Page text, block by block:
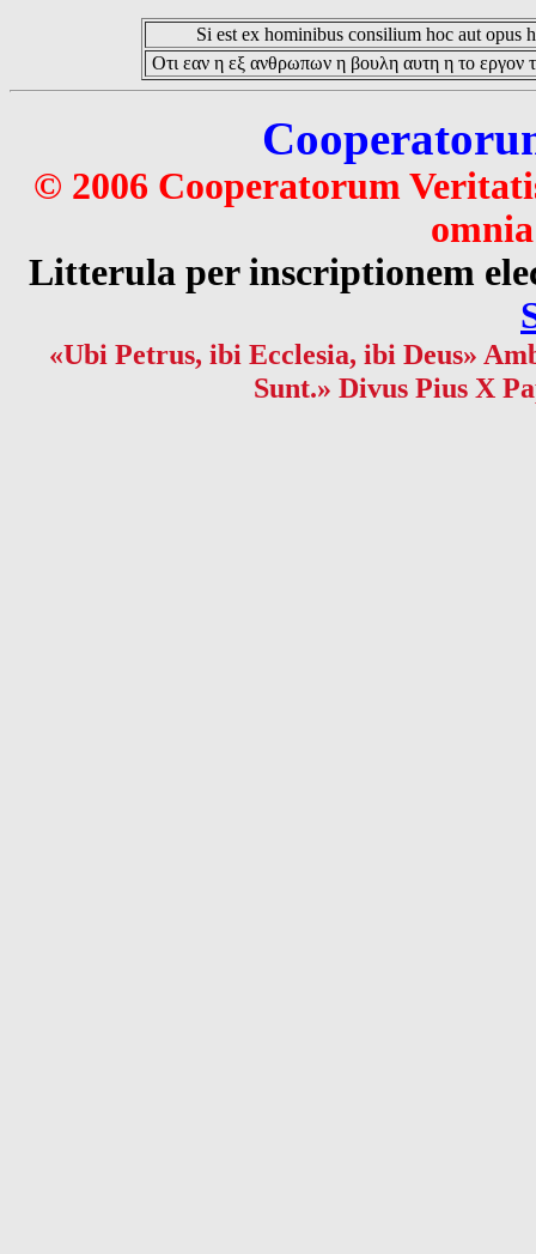
Si est ex hominibus consilium hoc aut opus
Οτι εαν η εξ ανθρωπων η βουλη αυτη η το εργον
© 2006 Cooperatorum
Litterula per inscriptionem
«Ubi Petrus, ibi Ecclesia, ibi Deus»
Sunt.» Divus Pius X